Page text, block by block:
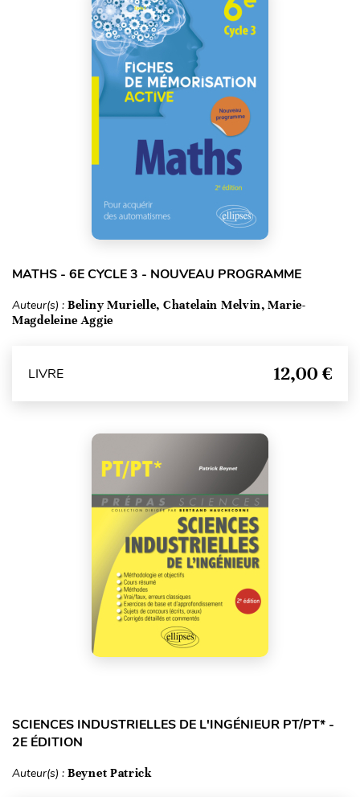
MATHS - 6E CYCLE 3 - NOUVEAU PROGRAMME
Auteur(s) : Beliny Murielle, Chatelain Melvin, Marie-
Magdeleine Aggie
LIVRE 12,00 €
SCIENCES INDUSTRIELLES DE L'INGÉNIEUR PT/PT* -
2E ÉDITION
Auteur(s) : Beynet Patrick